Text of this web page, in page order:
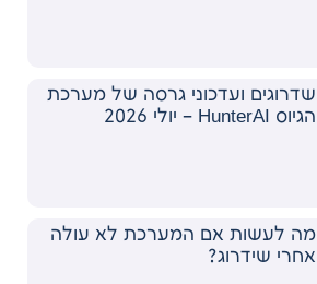
שדרוגים ועדכוני גרסה של מערכת
הגיוס HunterAI – יולי 2026
מה לעשות אם המערכת לא עולה
אחרי שידרוג?